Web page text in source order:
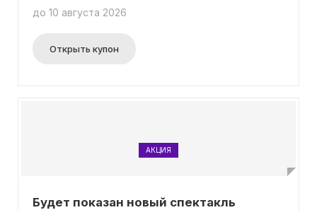
без необходимости использования промокода.
до 10 августа 2026
Открыть купон
АКЦИЯ
Будет показан новый спектакль